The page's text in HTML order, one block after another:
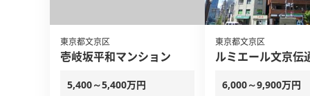
東京都文京区
壱岐坂平和マンション
5,400～5,400万円
東京都文京区
ルミエール文京伝
6,000～9,900万円